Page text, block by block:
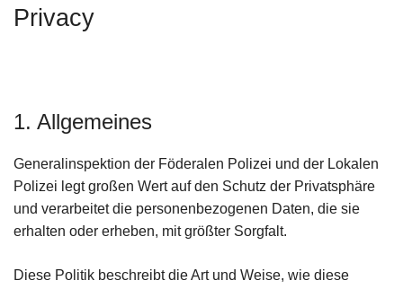
Privacy
1. Allgemeines
Generalinspektion der Föderalen Polizei und der Lokalen
Polizei legt großen Wert auf den Schutz der Privatsphäre
und verarbeitet die personenbezogenen Daten, die sie
erhalten oder erheben, mit größter Sorgfalt.
Diese Politik beschreibt die Art und Weise, wie diese